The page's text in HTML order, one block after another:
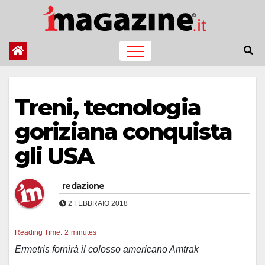
contenuto
Treni, tecnologia
goriziana conquista
gli USA
redazione
2 FEBBRAIO 2018
Reading Time: 2 minutes
Ermetris fornirà il colosso americano Amtrak